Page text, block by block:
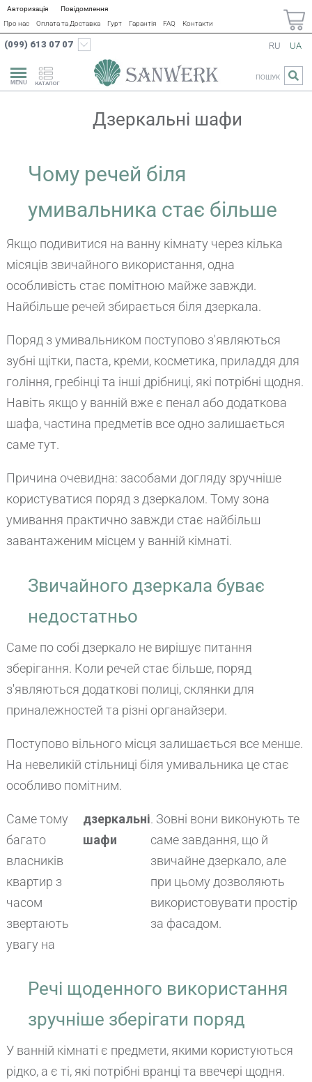
Авторизація
Повідомлення
Про нас
Оплата та Доставка Гурт Гарантія FAQ Контакти
(099) 613 07 07
КАТАЛОГ
RU UA
ПОШУК
Дзеркальні шафи
Чому речей біля
умивальника стає більше
Якщо подивитися на ванну кімнату через кілька
місяців звичайного використання, одна
особливість стає помітною майже завжди.
Найбільше речей збирається біля дзеркала.
Поряд з умивальником поступово з'являються
зубні щітки, паста, креми, косметика, приладдя для
гоління, гребінці та інші дрібниці, які потрібні щодня.
Навіть якщо у ванній вже є пенал або додаткова
шафа, частина предметів все одно залишається
саме тут.
Причина очевидна: засобами догляду зручніше
користуватися поряд з дзеркалом. Тому зона
умивання практично завжди стає найбільш
завантаженим місцем у ванній кімнаті.
Звичайного дзеркала буває
недостатньо
Саме по собі дзеркало не вирішує питання
зберігання. Коли речей стає більше, поряд
з'являються додаткові полиці, склянки для
приналежностей та різні органайзери.
Поступово вільного місця залишається все менше.
На невеликій стільниці біля умивальника це стає
особливо помітним.
Саме тому
багато
власників
квартир з
часом
звертають
увагу на
дзеркальні
шафи
. Зовні вони виконують те
саме завдання, що й
звичайне дзеркало, але
при цьому дозволяють
використовувати простір
за фасадом.
Речі щоденного використання
зручніше зберігати поряд
У ванній кімнаті є предмети, якими користуються
рідко, а є ті, які потрібні вранці та ввечері щодня.